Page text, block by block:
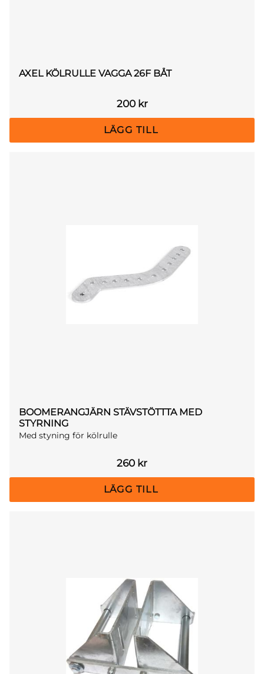
AXEL KÖLRULLE VAGGA 26F BÅT
200kr
BOOMERANGJÄRN STÄVSTÖTTTA MED
STYRNING
Med styning för kölrulle
260 kr